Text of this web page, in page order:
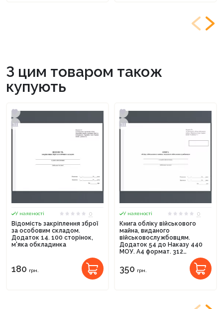
З цим товаром також
купують
У наявності
0
Відомість закріплення зброї
за особовим складом.
Додаток 14. 100 сторінок,
м'яка обкладинка
180 грн.
У наявності
0
Книга обліку військового
майна, виданого
військовослужбовцям.
Додаток 54 до Наказу 440
МОУ. А4 формат. 312
сторінок, м'яка обкладинка.
Зірка (523837)
350 грн.